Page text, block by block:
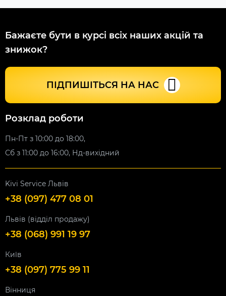
Бажаєте бути в курсі всіх наших акцій та
знижок?
ПІДПИШІТЬСЯ НА НАС
Розклад роботи
Пн-Пт з 10:00 до 18:00,
Сб з 11:00 до 16:00, Нд-вихідний
Kivi Service Львів
+38 (097) 477 08 01
Львів (відділ продажу)
+38 (068) 991 19 97
Київ
+38 (097) 775 99 11
Вінниця